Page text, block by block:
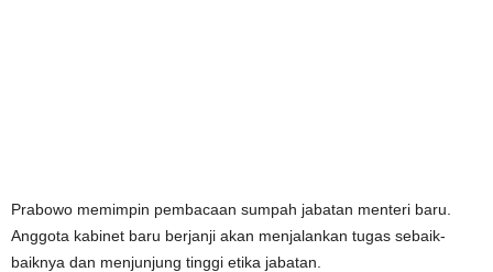
Prabowo memimpin pembacaan sumpah jabatan menteri baru.
Anggota kabinet baru berjanji akan menjalankan tugas sebaik-
baiknya dan menjunjung tinggi etika jabatan.